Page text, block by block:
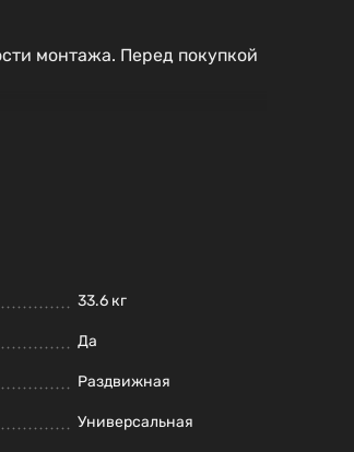
монтажа. Перед покупкой
33.6 кг
Да
Раздвижная
Универсальная